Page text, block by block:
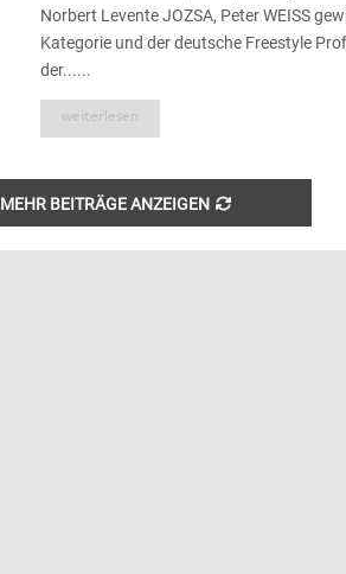
Norbert Levente JOZSA, Peter WEISS
Kategorie und der deutsche Freestyle
der......
weiterlesen
MEHR BEITRÄGE ANZEIGEN